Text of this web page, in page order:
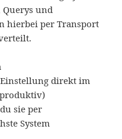
Querys und
hierbei per Transport
direkt im
sie per
System